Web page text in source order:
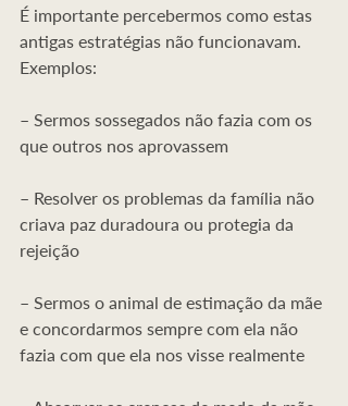
É importante percebermos como estas
antigas estratégias não funcionavam.
Exemplos:
– Sermos sossegados não fazia com os
que outros nos aprovassem
– Resolver os problemas da família não
criava paz duradoura ou protegia da
rejeição
– Sermos o animal de estimação da mãe
e concordarmos sempre com ela não
fazia com que ela nos visse realmente